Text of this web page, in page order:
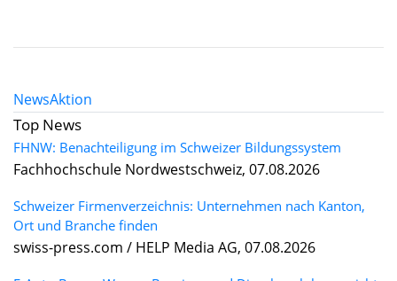
NewsAktion
Top News
FHNW: Benachteiligung im Schweizer Bildungssystem
Fachhochschule Nordwestschweiz, 07.08.2026
Schweizer Firmenverzeichnis: Unternehmen nach Kanton,
Ort und Branche finden
swiss-press.com / HELP Media AG, 07.08.2026